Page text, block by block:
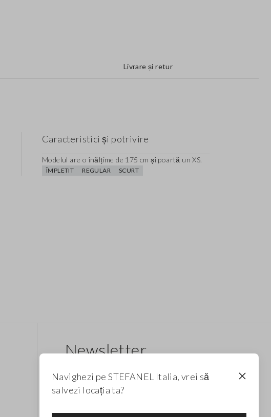
Livrare și retur
Caracteristici și potrivire
Modelul are o înălțime de 175 cm și poartă un XS.
ÎMPLETIT REGULAR SCURT
Newsletter
și promoții. Pentru tine, reducere de 10%.
Navighezi pe STEFANEL Italia, vrei să
salvezi locația ta?